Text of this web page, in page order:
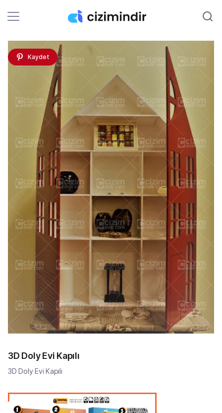
Kaydet
3D Doly Evi Kapılı
3D Doly Evi Kapılı